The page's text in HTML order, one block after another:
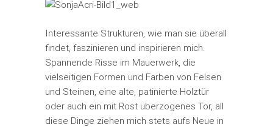
Interessante Strukturen, wie man sie überall
findet, faszinieren und inspirieren mich.
Spannende Risse im Mauerwerk, die
vielseitigen Formen und Farben von Felsen
und Steinen, eine alte, patinierte Holztür
oder auch ein mit Rost überzogenes Tor, all
diese Dinge ziehen mich stets aufs Neue in